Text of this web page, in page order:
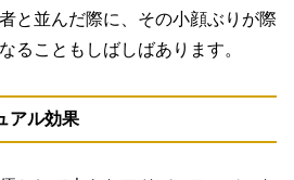
と並んだ際に、その小顔ぶりが際
ることもしばしばあります。
アル効果